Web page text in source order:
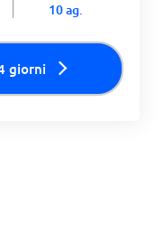
10 ag.
giorni